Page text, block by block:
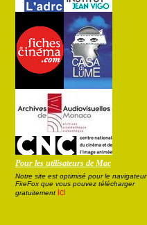
Pour les utilisateurs de Mac
Notre site est optimisé pour le navigateur
FireFox que vous pouvez télécharger
gratuitement ici